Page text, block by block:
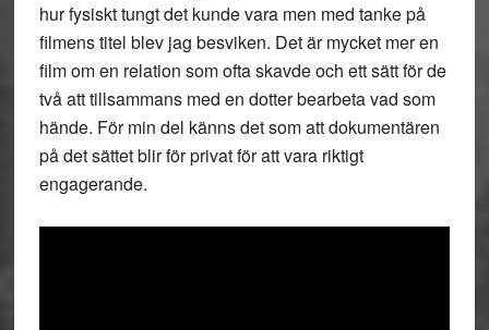
hur fysiskt tungt det kunde vara men med tanke på
filmens titel blev jag besviken. Det är mycket mer en
film om en relation som ofta skavde och ett sätt för de
två att tillsammans med en dotter bearbeta vad som
hände. För min del känns det som att dokumentären
på det sättet blir för privat för att vara riktigt
engagerande.